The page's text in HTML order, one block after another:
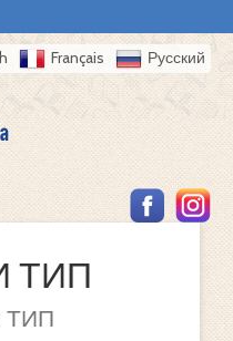
Français Русский
ТИП